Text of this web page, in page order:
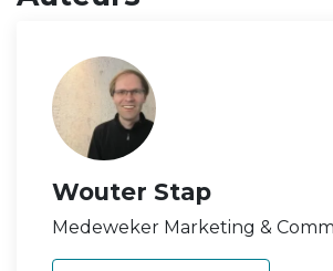
Wouter Stap
Medeweker Marketing &